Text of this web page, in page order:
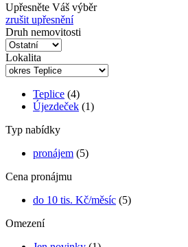
Upřesněte Váš výběr
zrušit upřesnění
Druh nemovitosti
Lokalita
Teplice (4)
Újezdeček (1)
Typ nabídky
pronájem (5)
Cena pronájmu
do 10 tis. Kč/měsíc (5)
Omezení